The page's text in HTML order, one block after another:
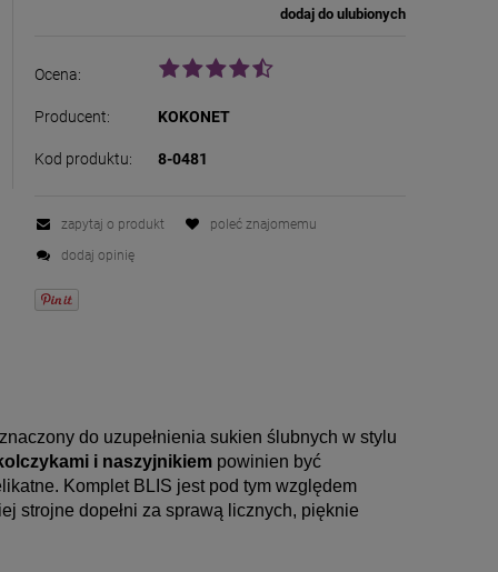
dodaj do ulubionych
Ocena:
Producent: KOKONET
Kod produktu: 8-0481
zapytaj o produkt
poleć znajomemu
dodaj opinię
do uzupełnienia sukien ślubnych w stylu
i naszyjnikiem powinien być
Komplet BLIS jest pod tym względem
strojne dopełni za sprawą licznych, pięknie